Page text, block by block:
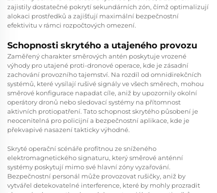
zajistily dostatečné pokrytí sekundárních zón, čímž optimalizují
alokaci prostředků a zajišťují maximální bezpečnostní
efektivitu v rámci rozpočtových omezení.
Schopnosti skrytého a utajeného provozu
Zaměřený charakter směrových antén poskytuje vrozené
výhody pro utajené proti-dronové operace, kde je zásadní
zachování provozního tajemství. Na rozdíl od omnidirekčních
systémů, které vysílají rušivé signály ve všech směrech, mohou
směrové konfigurace napadat cíle, aniž by upozornily okolní
operátory dronů nebo sledovací systémy na přítomnost
aktivních protiopatření. Tato schopnost skrytého působení je
neocenitelná pro policijní a bezpečnostní aplikace, kde je
překvapivé nasazení takticky výhodné.
Skryté operační scénáře profítnou ze sníženého
elektromagnetického signaturu, který směrové anténní
systémy poskytují mimo své hlavní zóny vyzařování.
Bezpečnostní personál může provozovat rušičky, aniž by
vytvářel detekovatelné interference, které by mohly prozradit